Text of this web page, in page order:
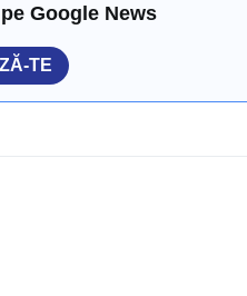
Google News
TE